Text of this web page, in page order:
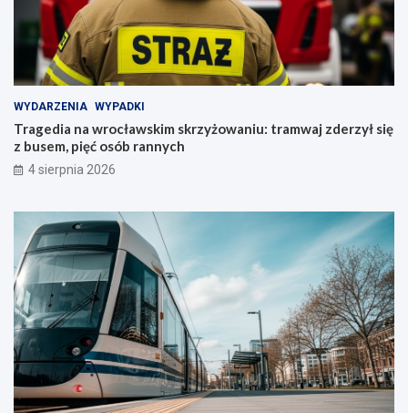
WYDARZENIA WYPADKI
Tragedia na wrocławskim skrzyżowaniu: tramwaj zderzył się
z busem, pięć osób rannych
4 sierpnia 2026